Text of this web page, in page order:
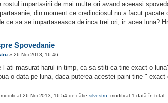
rostul impartasirii de mai multe ori avand aceeasi
din moment ce credinciosul nu a facut
ce sa se impartaseasca de inca trei ori, in acea luna?
Spovedanie
» 26 Noi 2013, 16:46
l-ati masurat harul in timp, ca sa stiti ca tine exact o
o data pe luna, daca puterea acestei paini tine " exact
modificat 26 Noi 2013, 16:54 de către silvestru , modificat 1 dată în total.